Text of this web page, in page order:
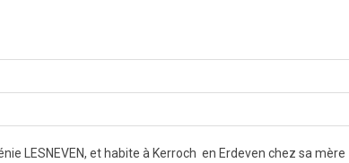
LESNEVEN, et habite à Kerroch en Erdeven chez sa mère